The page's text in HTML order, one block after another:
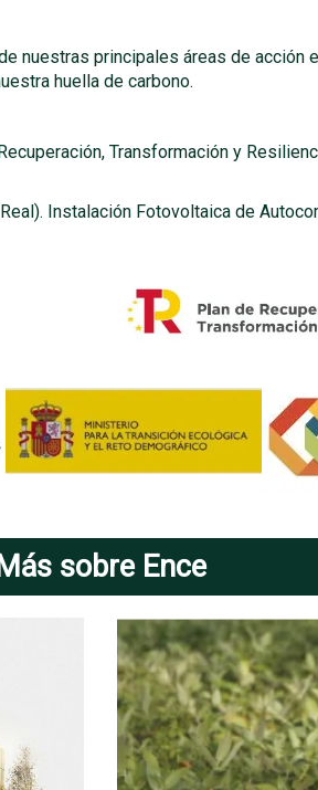
nuestras principales áreas de acción
huella de carbono.
Transformación y
Instalación Fotovoltaica de
Más sobre Ence